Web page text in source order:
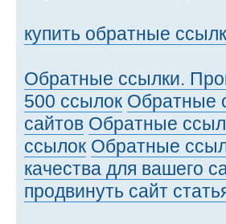
купить обратные
Обратные ссылки.
500 ссылок Обратные
сайтов Обратные
ссылок Обратные
качества для вашего
продвинуть сайт